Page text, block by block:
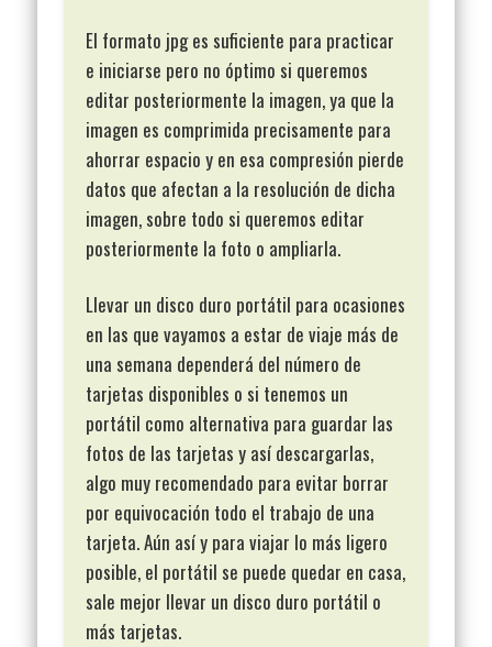
El formato jpg es suficiente para practicar
e iniciarse pero no óptimo si queremos
editar posteriormente la imagen, ya que la
imagen es comprimida precisamente para
ahorrar espacio y en esa compresión pierde
datos que afectan a la resolución de dicha
imagen, sobre todo si queremos editar
posteriormente la foto o ampliarla.
Llevar un disco duro portátil para ocasiones
en las que vayamos a estar de viaje más de
una semana dependerá del número de
tarjetas disponibles o si tenemos un
portátil como alternativa para guardar las
fotos de las tarjetas y así descargarlas,
algo muy recomendado para evitar borrar
por equivocación todo el trabajo de una
tarjeta. Aún así y para viajar lo más ligero
posible, el portátil se puede quedar en casa,
sale mejor llevar un disco duro portátil o
más tarjetas.